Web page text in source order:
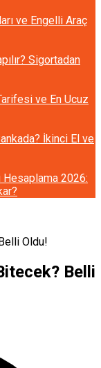
ve Engelli Araç
Sigortadan
ve En Ucuz
İkinci El ve
Hesaplama 2026:
Oldu!
Belli